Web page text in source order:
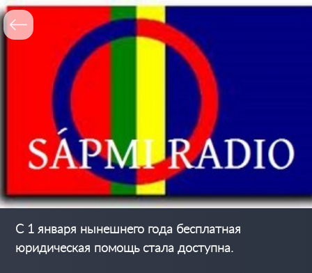
С 1 января нынешнего года бесплатная
юридическая помощь стала доступна.